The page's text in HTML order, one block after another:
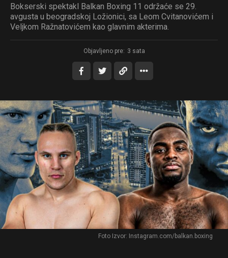
Bokserski spektakl Balkan Boxing 11 održaće se 29.
avgusta u beogradskoj Ložionici, sa Leom Cvitanovićem i
Veljkom Ražnatovićem kao glavnim akterima.
Objavljeno pre: 3 sata
Foto Izvor: Instagram.com/balkan.boxing